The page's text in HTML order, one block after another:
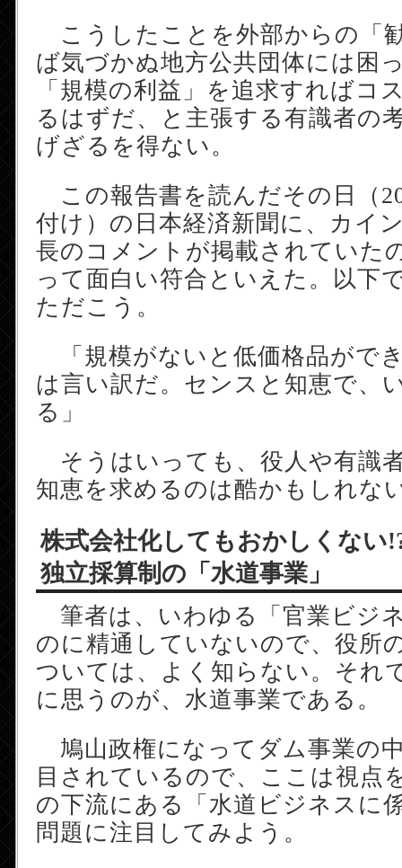
こうしたことを外部からの「
ば気づかぬ地方公共団体には困
「規模の利益」を追求すればコ
るはずだ、と主張する有識者の
げざるを得ない。
この報告書を読んだその日（
付け）の日本経済新聞に、カイ
長のコメントが掲載されていた
って面白い符合といえた。以下
ただこう。
「規模がないと低価格品がで
は言い訳だ。センスと知恵で、
る」
そうはいっても、役人や有識
知恵を求めるのは酷かもしれな
株式会社化してもおかしくない
独立採算制の「水道事業」
筆者は、いわゆる「官業ビジ
のに精通していないので、役所
ついては、よく知らない。それ
に思うのが、水道事業である。
鳩山政権になってダム事業の
目されているので、ここは視点
の下流にある「水道ビジネスに
問題に注目してみよう。